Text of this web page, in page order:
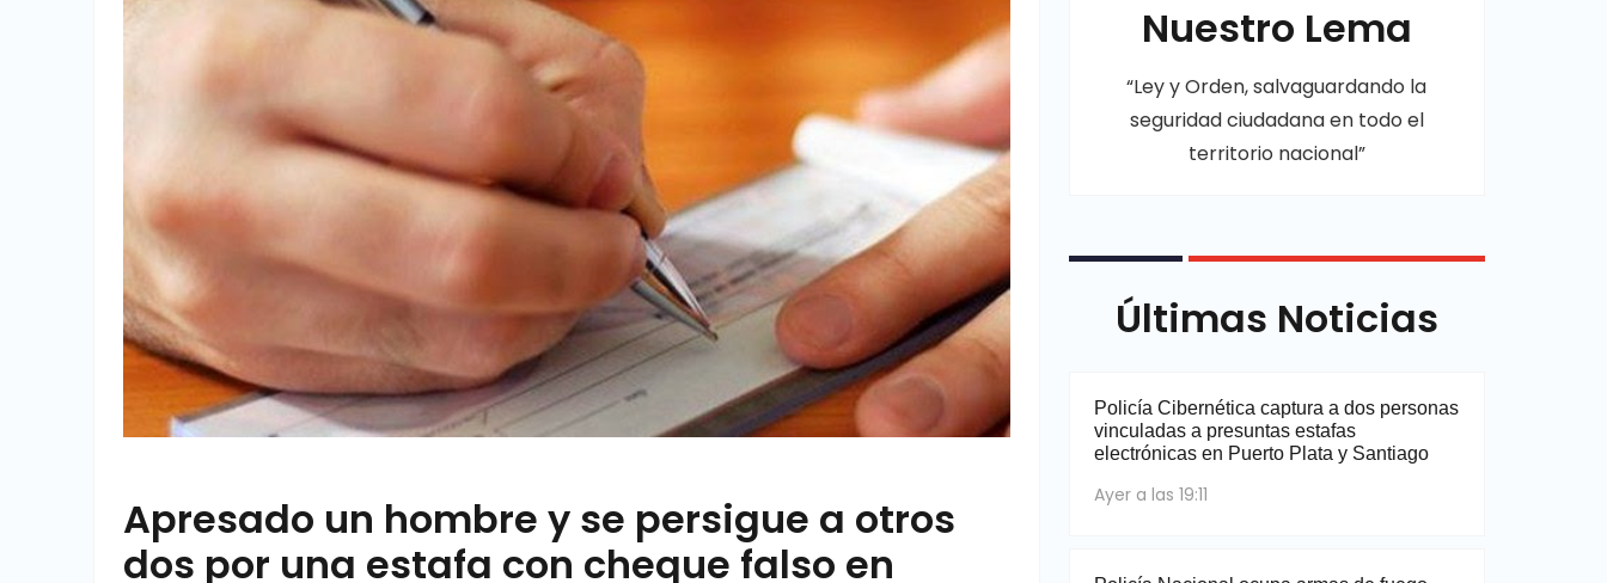
Apresado un hombre y se persigue a otros
dos por una estafa con cheque falso en
Nuestro Lema
“Ley y Orden, salvaguardando la
seguridad ciudadana en todo el
territorio nacional”
Últimas Noticias
Policía Cibernética captura a dos personas
vinculadas a presuntas estafas
electrónicas en Puerto Plata y Santiago
Ayer a las 19:11